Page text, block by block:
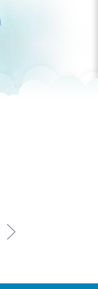
Next